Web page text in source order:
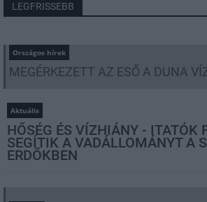
LEGFRISSEBB
Országos hírek
MEGÉRKEZETT AZ ESŐ A DUNA
Aktuális
HŐSÉG ÉS VÍZHIÁNY - ITATÓK
SEGÍTIK A VADÁLLOMÁNYT A
ERDŐKBEN